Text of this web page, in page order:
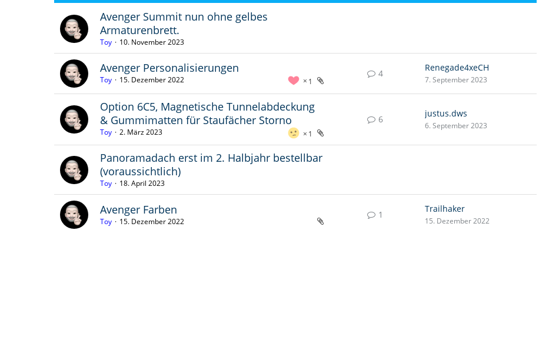
Avenger Summit nun ohne gelbes
Armaturenbrett.
Toy 10. November 2023
Avenger Personalisierungen
1
Toy 15. Dezember 2022
4
Renegade4xeCH
7. September 2023
Option 6C5, Magnetische Tunnelabdeckung
& Gummimatten für Staufächer Storno
1
Toy 2. März 2023
6
justus.dws
6. September 2023
Panoramadach erst im 2. Halbjahr bestellbar
(voraussichtlich)
Toy 18. April 2023
Avenger Farben
Toy 15. Dezember 2022
1
Trailhaker
15. Dezember 2022